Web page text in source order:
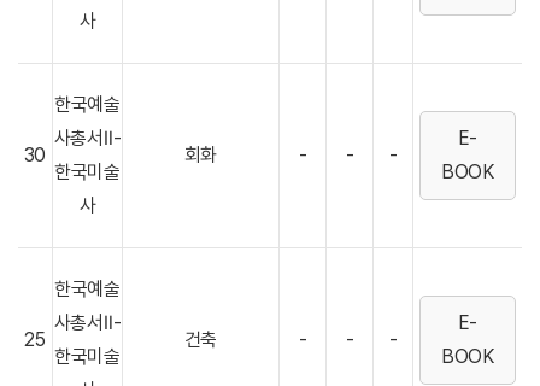
사
30
한국예술
사총서Ⅱ-
한국미술
사
회화 - - -
E-
BOOK
25
한국예술
사총서Ⅱ-
한국미술
건축 - - -
E-
BOOK